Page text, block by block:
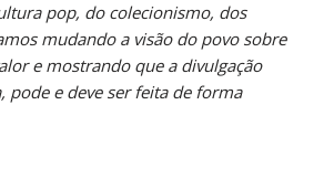
pop, do colecionismo, dos
mudando a visão do povo sobre
e mostrando que a divulgação
pode e deve ser feita de forma